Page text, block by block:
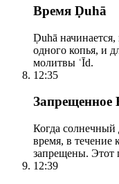
Время Ḍuhā
Ḍuhā
одного копья, и
молитвы ʿĪd.
12:35
Запрещенное
Когда солнечный
время, в течение
запрещены. Этот
12:39